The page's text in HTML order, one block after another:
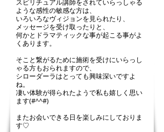
スピリチュアル講師をされていらっしゃる
ような感性の敏感な方は、
いろいろなヴィジョンを見られたり、
メッセージを受け取ったりと、
何かとドラマティックな事が起こる事がよ
くあります。
そこと繋がるために施術を受けにいらっし
ゃる方もおられますので、
シローダーラはとっても興味深いですよ
ね。
凄い体験が得られたようで私も嬉しく思い
ます(#^^#)
またお会いできる日を楽しみにしておりま
す​♡